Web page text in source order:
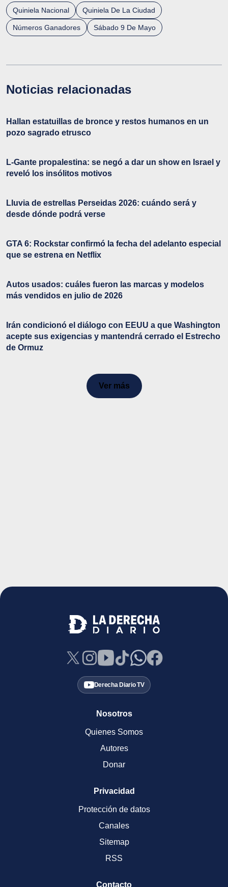
Quiniela Nacional Quiniela De La Ciudad
Números Ganadores Sábado 9 De Mayo
Noticias relacionadas
Hallan estatuillas de bronce y restos humanos en un
pozo sagrado etrusco
L-Gante propalestina: se negó a dar un show en Israel y
reveló los insólitos motivos
Lluvia de estrellas Perseidas 2026: cuándo será y
desde dónde podrá verse
GTA 6: Rockstar confirmó la fecha del adelanto especial
que se estrena en Netflix
Autos usados: cuáles fueron las marcas y modelos
más vendidos en julio de 2026
Irán condicionó el diálogo con EEUU a que Washington
acepte sus exigencias y mantendrá cerrado el Estrecho
de Ormuz
Ver más
Derecha Diario TV
Nosotros
Quienes Somos
Autores
Donar
Privacidad
Protección de datos
Canales
Sitemap
RSS
Contacto